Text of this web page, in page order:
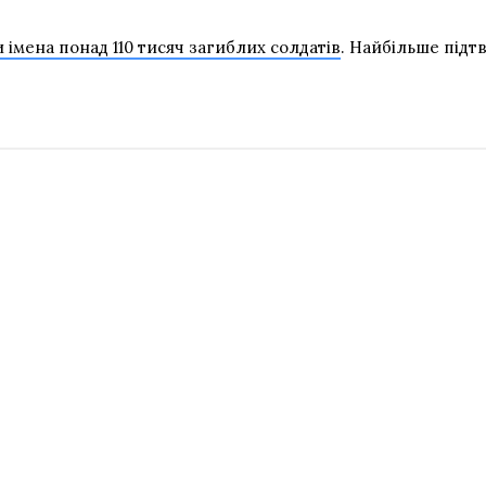
імена понад 110 тисяч загиблих солдатів. Найбільше